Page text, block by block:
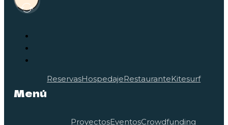
Menú
ReservasHospedajeRestauranteKitesurf
ProyectosEventosCrowdfunding